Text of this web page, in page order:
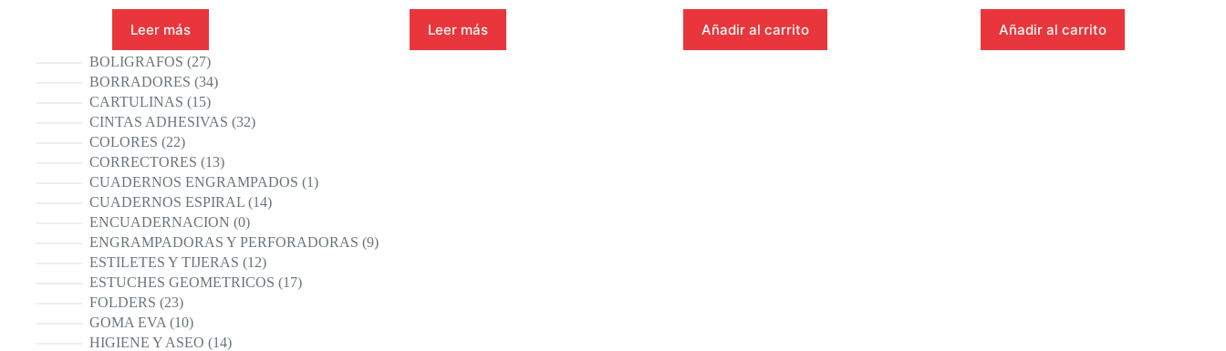
Leer más Leer más Añadir al carrito Añadir al carrito
BOLIGRAFOS 2727
productos
BORRADORES 3434
CARTULINAS 1515
productos
CINTAS ADHESIVAS 3232
COLORES 2222
productos
CORRECTORES 1313
productos
CUADERNOS ENGRAMPADOS 11
CUADERNOS ESPIRAL 1414
ENCUADERNACION 00
productos
ENGRAMPADORAS Y PERFORADORAS 99
ESTILETES Y TIJERAS 1212
productos
ESTUCHES GEOMETRICOS 1717
FOLDERS 2323
productos
GOMA EVA 1010
productos
HIGIENE Y ASEO 1414